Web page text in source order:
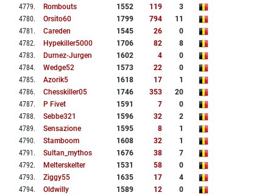
4779. Rombouts 1552 119
3
4780. Orsito60 1799 794
11
4781 . Careden 1545 26
0
4782. Hypekiller5000 1706 82
8
4783. Durnez-Jurgen 1602 4
0
4784. Wedge52 1573 22
0
4785. Azorik5 1618 17
1
4786. Chesskiller05 1746 353
20
4787. P Fivet 1591 7
0
4788. Sebbe321 1596 32
2
4789. Sensazione 1595 8
1
4790. Stamboom 1608 32
1
4791 . Sultan_mythos 1676 38
7
4792. Melterskelter 1531 58
0
4793. Ziggy55 1635 17
4
4794. Oldwilly 1589 12
0